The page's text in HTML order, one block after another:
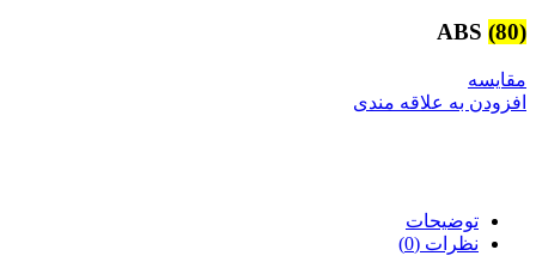
ABS (80)
مقایسه
افزودن به علاقه مندی
توضیحات
نظرات (0)